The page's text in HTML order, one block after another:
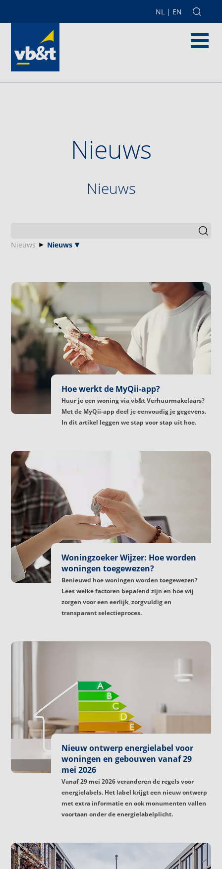
NL | EN
Nieuws
Nieuws
Nieuws Nieuws
Hoe werkt de MyQii-app?
Huur je een woning via vb&t Verhuurmakelaars?
Met de MyQii-app deel je eenvoudig je gegevens.
In dit artikel leggen we stap voor stap uit hoe.
Woningzoeker Wijzer: Hoe worden
woningen toegewezen?
Benieuwd hoe woningen worden toegewezen?
Lees welke factoren bepalend zijn en hoe wij
zorgen voor een eerlijk, zorgvuldig en
transparant selectieproces.
Nieuw ontwerp energielabel voor
woningen en gebouwen vanaf 29
mei 2026
Vanaf 29 mei 2026 veranderen de regels voor
energielabels. Het label krijgt een nieuw ontwerp
met extra informatie en ook monumenten vallen
voortaan onder de energielabelplicht.